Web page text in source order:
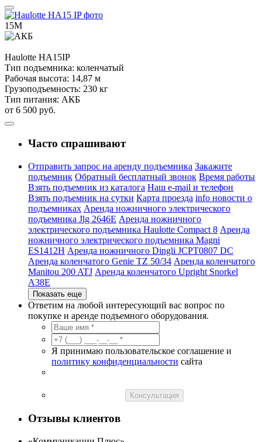
15М
Haulotte HA15IP
Тип подъемника: коленчатый
Рабочая высота: 14,87 м
Грузоподъемность: 230 кг
Тип питания: АКБ
от 6 500 руб.
Часто спрашивают
Отправить запрос на аренду подъемника Закажите
подъемник Обратный бесплатный звонок Время работы
Взять подъемник из каталога Наш e-mail и телефон
Взять подъемник на сутки Карта проезда info новости о
подъемниках Аренда ножничного электрического
подъемника Jlg 2646E Аренда ножничного
электрического подъемника Haulotte Compact 8 Аренда
ножничного электрического подъемника Magni
ES1412H Аренда ножничного Dingli JCPT0807 DC
Аренда коленчатого Genie TZ 50/34 Аренда коленчатого
Manitou 200 ATJ Аренда коленчатого Upright Snorkel
A38E
Показать еще
Ответим на любой интересующий вас вопрос по
покупке и аренде подъемного оборудования.
Я принимаю пользовательское соглашение и
политику конфиденциальности сайта
Консультация
Отзывы клиентов